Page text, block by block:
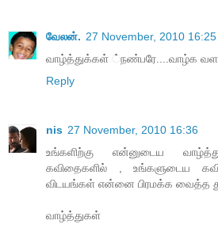
வேலன். 27 November, 2010 16:25
வாழ்த்துக்கள் ்நண்பரே....வாழ்க
Reply
nis 27 November, 2010 16:36
உங்களிற்கு என்னுடைய
கவிதைகளில் , உங்களுடைய
விடயங்கள் என்னை பிரமக்க வைத்த
வாழ்த்துகள்